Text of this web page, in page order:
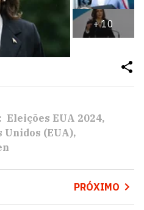
+10
Eleições EUA 2024
Unidos (EUA)
PRÓXIMO